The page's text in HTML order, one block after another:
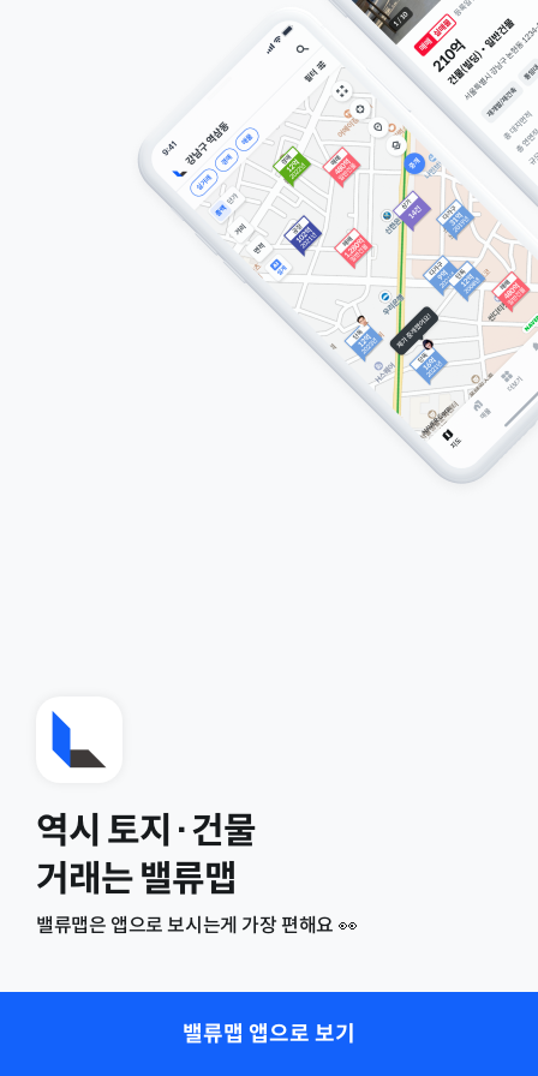
역시 토지·건물
거래는 밸류맵
밸류맵은 앱으로 보시는게 가장 편해요 👀
밸류맵 앱으로 보기